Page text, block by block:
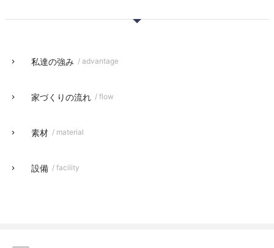
私達の強み / advantage
家づくりの流れ / flow
素材 / material
設備 / facility